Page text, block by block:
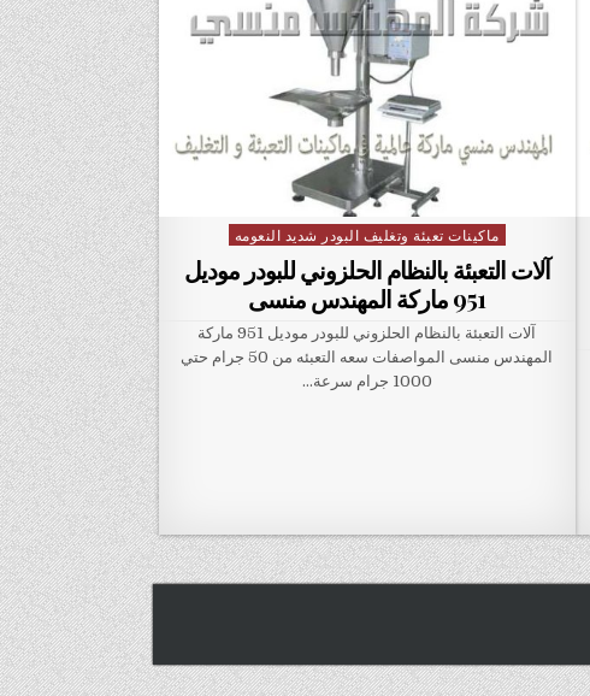
Posted in
ماكينات تعبئة وتغليف البودر شديد النعومه
آلات التعبئة بالنظام الحلزوني للبودر موديل
951 ماركة المهندس منسى
آلات التعبئة بالنظام الحلزوني للبودر موديل 951 ماركة
المهندس منسى المواصفات سعه التعبئه من 50 جرام حتي
1000 جرام سرعة…